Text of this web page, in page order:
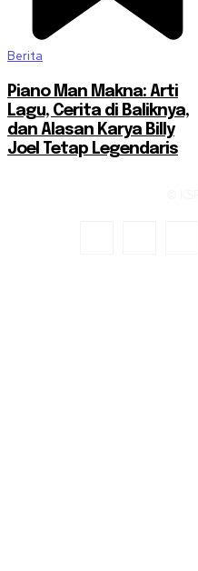
Berita
Piano Man Makna: Arti
Lagu, Cerita di Baliknya,
dan Alasan Karya Billy
Joel Tetap Legendaris